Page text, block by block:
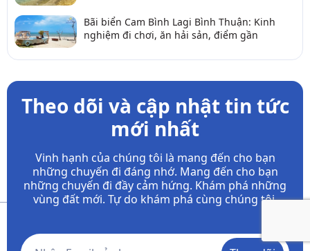
Bãi biển Cam Bình Lagi Bình Thuận: Kinh
nghiệm đi chơi, ăn hải sản, điểm gần
Theo dõi và cập nhật tin tức
mới nhất
Vinh hạnh của chúng tôi là mang đến cho bạn
những chuyến đi đáng nhớ. Mang đến cho bạn
những chuyến đi đầy cảm hứng. Khám phá những
vùng đất mới. Tự do khám phá cùng chúng tôi.